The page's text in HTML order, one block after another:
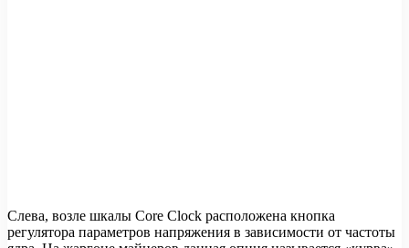
Слева, возле шкалы Core Clock расположена кнопка
регулятора параметров напряжения в зависимости от частоты